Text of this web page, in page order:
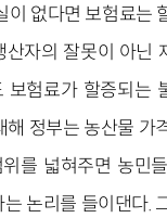
이 없다면 보험료는
산자의 잘못이 아닌
보험료가 할증되는
해 정부는 농산물 가
를 넓혀주면 농민
논리를 들이댄다.